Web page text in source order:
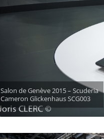
Salon de Genève 2015 – Scuderia
Cameron Glickenhaus SCG003